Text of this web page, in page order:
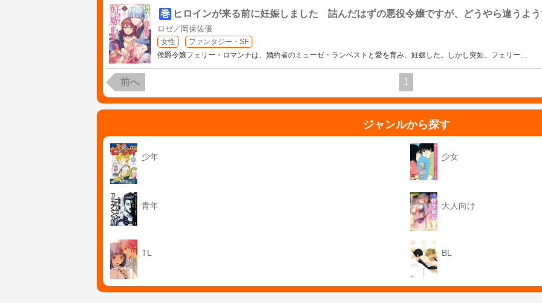
巻 ヒロインが来る前に妊娠しました 詰んだはずの悪役令嬢ですが、どうやら違うよ
ロゼ／岡保佐優
女性
ファンタジー・SF
侯爵令嬢フェリー・ロマンナは、婚約者のミューゼ・ランベストと愛を育み、妊娠した。しかし突如、フェリー…
前へ 1
ジャンルから探す
少年 少女
青年 大人向け
TL BL